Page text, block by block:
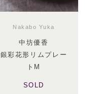
Nakabo Yuka
中坊優香
銀彩花形リムプレー
トM
SOLD